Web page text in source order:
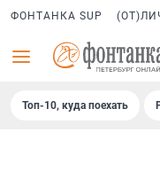
ФОНТАНКА SUP
Топ-10, куда поехать